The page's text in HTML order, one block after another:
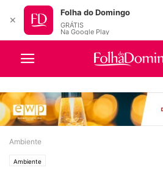
Ambiente
Ambiente
✕
Folha do Domingo
GRÁTIS
Na Google Play